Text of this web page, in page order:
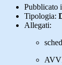
Pubblicato
Tipologia:
Allegati: